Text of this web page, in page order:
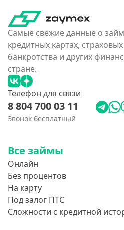
Самые свежие данные о
кредитных картах,
банкротства и других
стране.
Телефон для связи
8 804 700 03 11
Звонок бесплатный
Все займы
Онлайн
Без процентов
На карту
Под залог ПТС
Сложности с кредитной